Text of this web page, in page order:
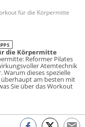
für die Körpermitte
die Körpermitte
Reformer Pilates
Atemtechnik
dieses spezielle
am besten mit
Sie über das Workout